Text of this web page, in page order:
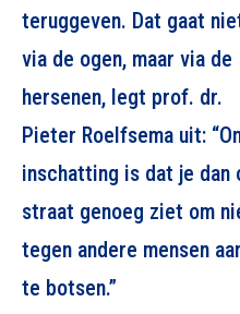
teruggeven. Dat gaat
via de ogen, maar via de
hersenen, legt prof. dr.
Pieter Roelfsema uit:
inschatting is dat je dan
straat genoeg ziet om
tegen andere mensen
te botsen.”